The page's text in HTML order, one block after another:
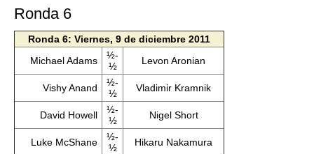
Ronda 6
Ronda 6: Viernes, 9 de diciembre 2011
Michael Adams
½-
½
Levon Aronian
Vishy Anand
½-
½
Vladimir Kramnik
David Howell
½-
½
Nigel Short
Luke McShane
½-
½
Hikaru Nakamura